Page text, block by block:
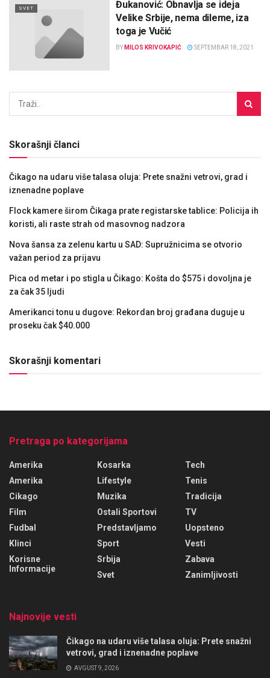
SVET
Đukanović: Obnavlja se ideja
Velike Srbije, nema dileme, iza
toga je Vučić
BY MILOS KRIVOKAPIĆ SEPTEMBAR 18, 2021
Skorašnji članci
Čikago na udaru više talasa oluja: Prete snažni vetrovi, grad i
iznenadne poplave
Flock kamere širom Čikaga prate registarske tablice: Policija ih
koristi, ali raste strah od masovnog nadzora
Nova šansa za zelenu kartu u SAD: Supružnicima se otvorio
važan period za prijavu
Pica od metar i po stigla u Čikago: Košta do $575 i dovoljna je
za čak 35 ljudi
Amerikanci tonu u dugove: Rekordan broj građana duguje u
proseku čak $40.000
Skorašnji komentari
Pretraga po kategorijama
Amerika
Amerika
Cikago
Film
Fudbal
Klinci
Korisne
Informacije
Kosarka
Lifestyle
Muzika
Ostali Sportovi
Predstavljamo
Sport
Srbija
Svet
Tech
Tenis
Tradicija
TV
Uopsteno
Vesti
Zabava
Zanimljivosti
Najnovije vesti
Čikago na udaru više talasa oluja: Prete snažni
vetrovi, grad i iznenadne poplave
AVGUST 9, 2026